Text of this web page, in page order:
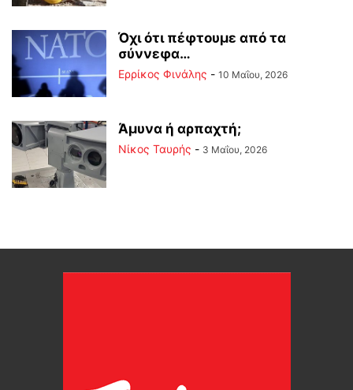
Όχι ότι πέφτουμε από τα
σύννεφα…
Ερρίκος Φινάλης - 10 Μαΐου, 2026
Άμυνα ή αρπαχτή;
Νίκος Ταυρής - 3 Μαΐου, 2026